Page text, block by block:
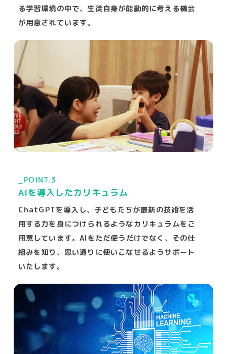
る学習環境の中で、生徒自身が能動的に考える機会
が用意されています。
_POINT.3
AIを導入したカリキュラム
ChatGPTを導入し、子どもたちが最新の技術を活
用する力を身につけられるようなカリキュラムをご
用意しています。AIをただ使うだけでなく、その仕
組みを知り、思い通りに使いこなせるようサポート
いたします。